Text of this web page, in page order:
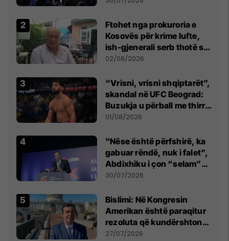
Ftohet nga prokuroria e
Kosovës për krime lufte,
ish-gjenerali serb thotë se
dikush e tradhtoi në
02/08/2026
“Vrisni, vrisni shqiptarët”,
skandal në UFC Beograd:
Buzukja u përball me thirrje
anti-shqiptare nga
01/08/2026
"Nëse është përfshirë, ka
gabuar rëndë, nuk i falet",
Abdixhiku i çon “selam”
Përparim Ramës
30/07/2026
Bislimi: Në Kongresin
Amerikan është paraqitur
rezoluta që kundërshton
mbajtjen e Asamblesë
27/07/2026